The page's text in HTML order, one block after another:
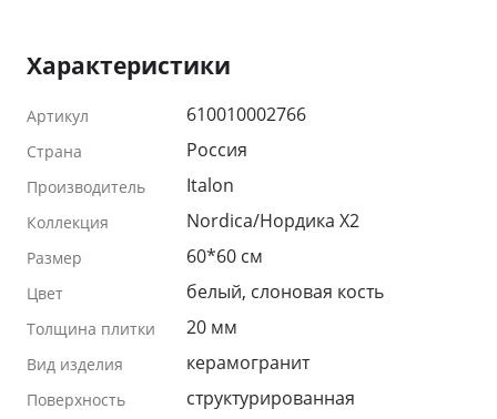
Характеристики
Артикул 610010002766
Страна Россия
Производитель Italon
Коллекция Nordica/Нордика X2
Размер 60*60 см
Цвет белый, слоновая кость
Толщина плитки 20 мм
Вид изделия керамогранит
Поверхность структурированная